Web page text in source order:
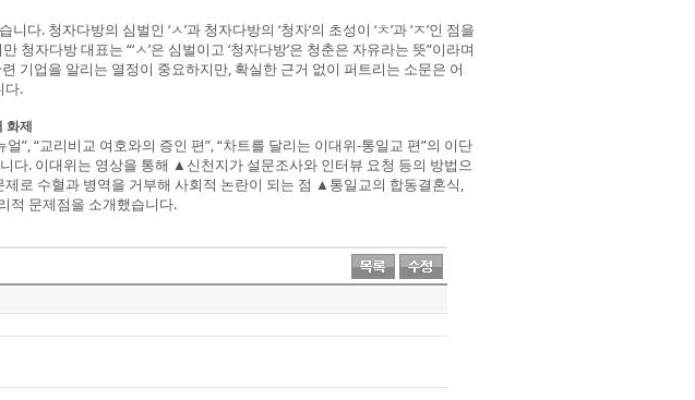
. 청자다방의 심벌인 ‘ㅅ’과 청자다방의 ‘청자’의 초성이 ‘ㅊ’과 ‘ㅈ’인 점을
청자다방 대표는 “‘ㅅ’은 심벌이고 ‘청자다방’은 청춘은 자유라는 뜻”이라며
기업을 알리는 열정이 중요하지만, 확실한 근거 없이 퍼트리는 소문은 어
다.
화제
”, “교리비교 여호와의 증인 편”, “차트를 달리는 이대위-통일교 편”의 이단
다. 이대위는 영상을 통해 ▲신천지가 설문조사와 인터뷰 요청 등의 방법으
로 수혈과 병역을 거부해 사회적 논란이 되는 점 ▲통일교의 합동결혼식,
적 문제점을 소개했습니다.